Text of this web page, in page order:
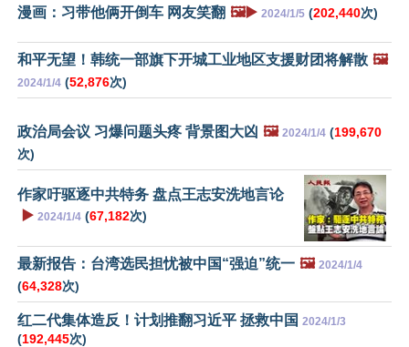
漫画：习带他俩开倒车 网友笑翻 🖼️▶️ 2024/1/5 (202,440次)
和平无望！韩统一部旗下开城工业地区支援财团将解散 🖼️
2024/1/4 (52,876次)
政治局会议 习爆问题头疼 背景图大凶 🖼️ 2024/1/4 (199,670
次)
作家吁驱逐中共特务 盘点王志安洗地言论
▶️ 2024/1/4 (67,182次)
最新报告：台湾选民担忧被中国“强迫”统一 🖼️ 2024/1/4
(64,328次)
红二代集体造反！计划推翻习近平 拯救中国 2024/1/3
(192,445次)